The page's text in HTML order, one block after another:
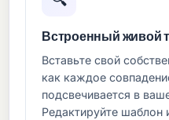
Встроенный живой
Вставьте свой
как каждое
подсвечивается в
Редактируйте шаблон